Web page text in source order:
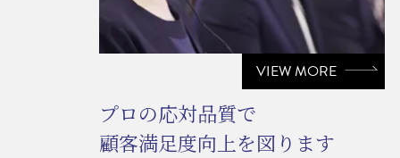
VIEW MORE
プロの応対品質で
顧客満足度向上を図ります